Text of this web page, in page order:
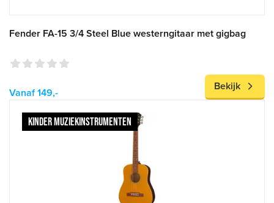
Fender FA-15 3/4 Steel Blue westerngitaar met gigbag
Vanaf 149,-
Bekijk
KINDER MUZIEKINSTRUMENTEN